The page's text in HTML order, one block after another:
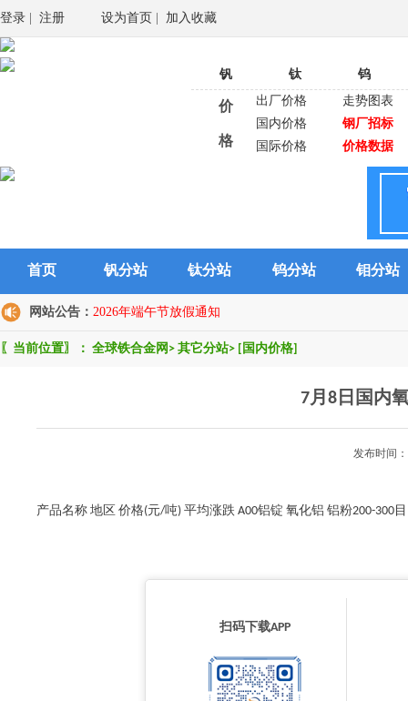
登录 注册 设为首页 加入收藏
钒 钛 钨
价
格
出厂价格
走势图表
国内价格
钢厂招标
国际价格
价格数据
首页 钒分站 钛分站 钨分站 钼分站
网站公告： 2026年端午节放假通知
〖当前位置〗： 全球铁合金网 > 其它分站> [国内价格]
7月8日国内
发布时间
产品名称 地区 价格(元/吨) 平均涨跌 A00铝锭 氧化铝 铝粉200-300
扫码下载APP